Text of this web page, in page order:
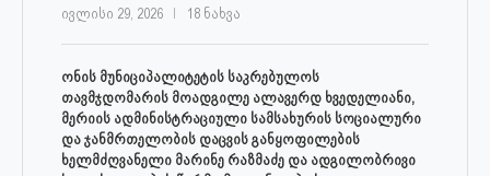
ივლისი 29, 2026 18 ნახვა
ონის მუნიციპალიტეტის საკრებულოს
თავმჯდომარის მოადგილე ალავერდ ხვედელიანი,
მერიის ადმინისტრაციული სამსახურის სოციალური
და ჯანმრთელობის დაცვის განყოფილების
ხელმძღვანელი მარინე რაზმაძე და ადგილობრივი